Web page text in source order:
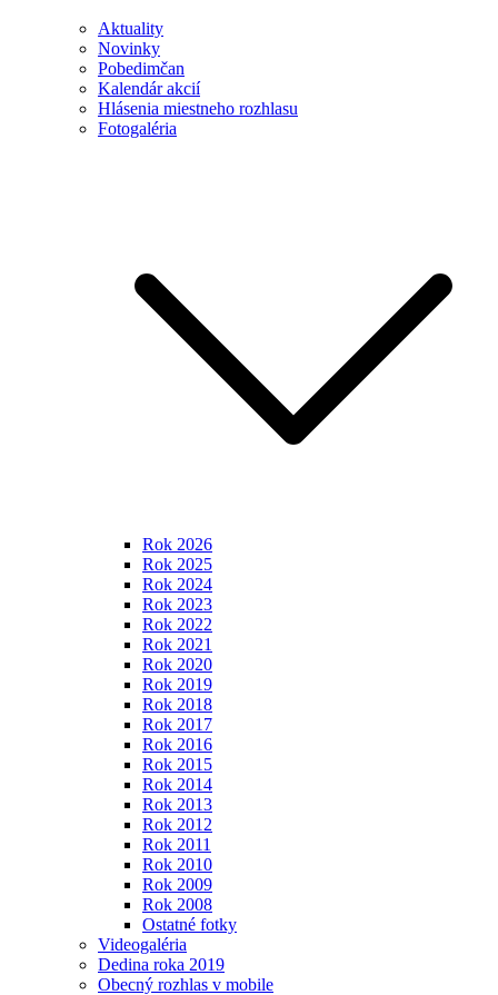
Aktuality
Novinky
Pobedimčan
Kalendár akcií
Hlásenia miestneho rozhlasu
Fotogaléria
Rok 2026
Rok 2025
Rok 2024
Rok 2023
Rok 2022
Rok 2021
Rok 2020
Rok 2019
Rok 2018
Rok 2017
Rok 2016
Rok 2015
Rok 2014
Rok 2013
Rok 2012
Rok 2011
Rok 2010
Rok 2009
Rok 2008
Ostatné fotky
Videogaléria
Dedina roka 2019
Obecný rozhlas v mobile